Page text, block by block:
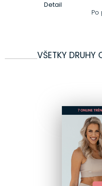
Po
Detail
VŠETKY DRUHY